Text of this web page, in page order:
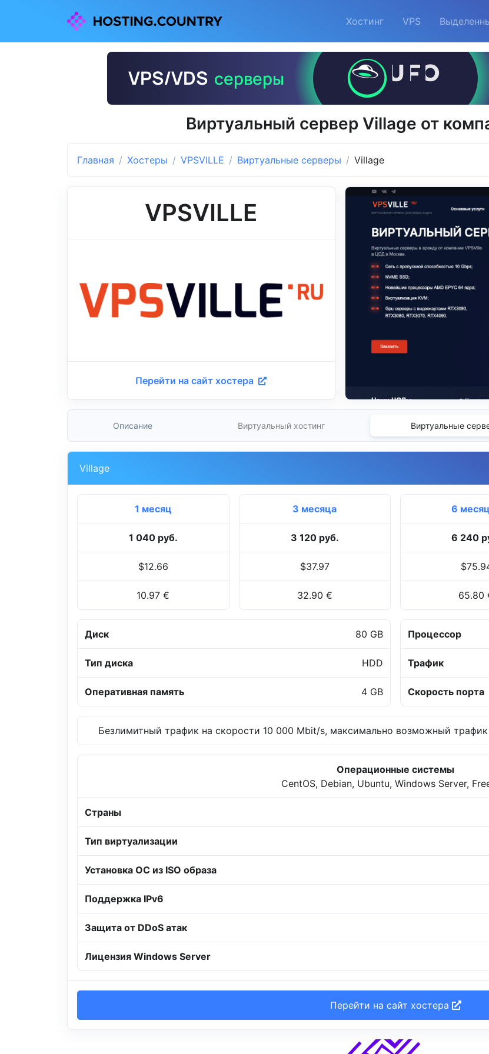
Хостинг VPS
Виртуальный сервер Village от
Главная Хостеры VPSVILLE Виртуальные серверы Village
VPSVILLE
Перейти на сайт хостера
Описание Виртуальный хостинг Виртуальные
Village
1 месяц
1 040 руб.
$12.66
10.97 €
3 месяца
3 120 руб.
$37.97
32.90 €
6
6 240
65.80
Диск 80 GB
Тип диска HDD
Оперативная память 4 GB
Процессор
Трафик
Скорость порта
Безлимитный трафик на скорости 10 000 Mbit/s, максимально возможный
Операционные системы
CentOS, Debian, Ubuntu, Windows Server,
Страны
Тип виртуализации
Установка ОС из ISO образа
Поддержка IPv6
Защита от DDoS атак
Лицензия Windows Server
Перейти на сайт хостера